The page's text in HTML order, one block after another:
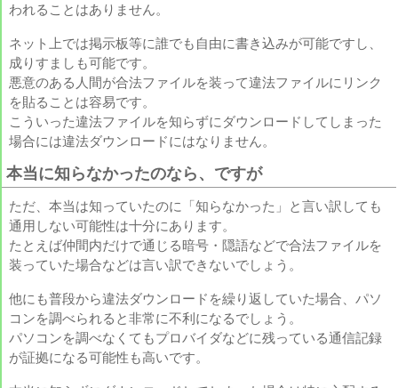
われることはありません。
ネット上では掲示板等に誰でも自由に書き込みが可能ですし、
成りすましも可能です。
悪意のある人間が合法ファイルを装って違法ファイルにリンク
を貼ることは容易です。
こういった違法ファイルを知らずにダウンロードしてしまった
場合には違法ダウンロードにはなりません。
本当に知らなかったのなら、ですが
ただ、本当は知っていたのに「知らなかった」と言い訳しても
通用しない可能性は十分にあります。
たとえば仲間内だけで通じる暗号・隠語などで合法ファイルを
装っていた場合などは言い訳できないでしょう。
他にも普段から違法ダウンロードを繰り返していた場合、パソ
コンを調べられると非常に不利になるでしょう。
パソコンを調べなくてもプロバイダなどに残っている通信記録
が証拠になる可能性も高いです。